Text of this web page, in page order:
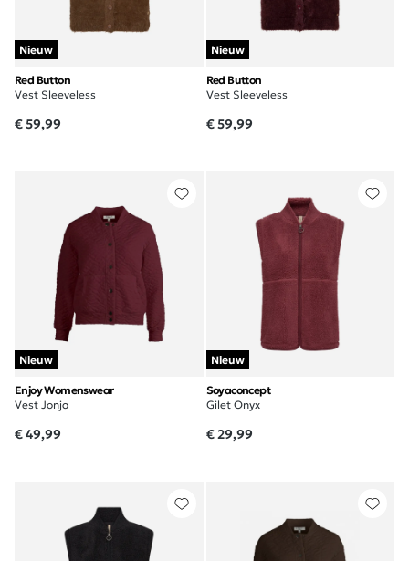
Nieuw
Red Button
Vest Sleeveless
€ 59,99
Nieuw
Red Button
Vest Sleeveless
€ 59,99
Nieuw
Enjoy Womenswear
Vest Jonja
€ 49,99
Nieuw
Soyaconcept
Gilet Onyx
€ 29,99